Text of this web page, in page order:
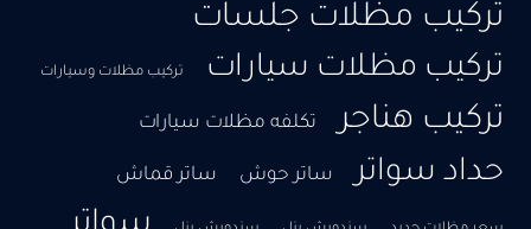
تركيب مظلات جلسات
تركيب مظلات سيارات تركيب مظلات وسيارات
تركيب هناجر تكلفه مظلات سيارات
حداد سواتر ساتر حوش ساتر قماش